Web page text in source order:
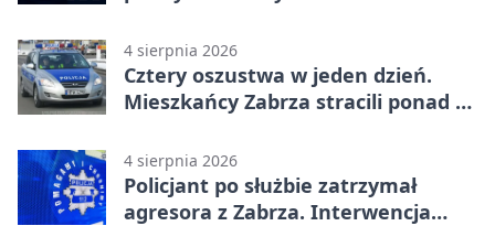
4 sierpnia 2026
Cztery oszustwa w jeden dzień.
Mieszkańcy Zabrza stracili ponad 6
4 sierpnia 2026
Policjant po służbie zatrzymał
agresora z Zabrza. Interwencja